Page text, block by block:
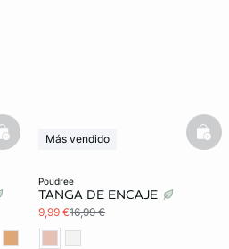
basketfull
poudree
TANGA DE ENCAJE
9,99 €16,99 €
Más vendido